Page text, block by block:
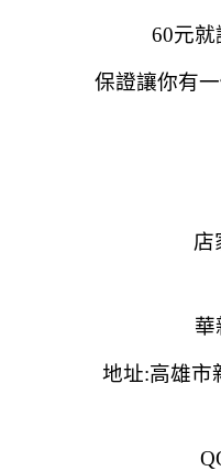
60元
保證讓你有
店
華
地址:高雄市